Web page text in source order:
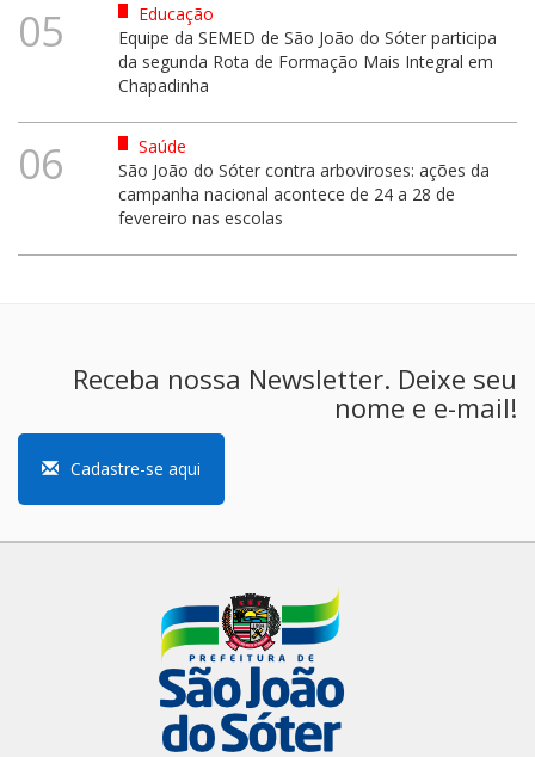
05
Educação
Equipe da SEMED de São João do Sóter participa
da segunda Rota de Formação Mais Integral em
Chapadinha
06
Saúde
São João do Sóter contra arboviroses: ações da
campanha nacional acontece de 24 a 28 de
fevereiro nas escolas
Receba nossa Newsletter. Deixe seu
nome e e-mail!
Cadastre-se aqui